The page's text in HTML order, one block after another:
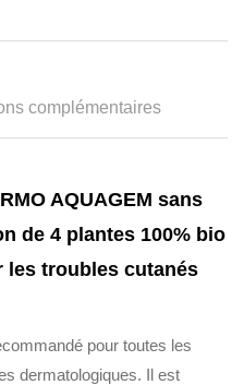
complémentaires
AQUAGEM sans
de 4 plantes 100% bio
les troubles cutanés
pour toutes les
dermatologiques. Il est